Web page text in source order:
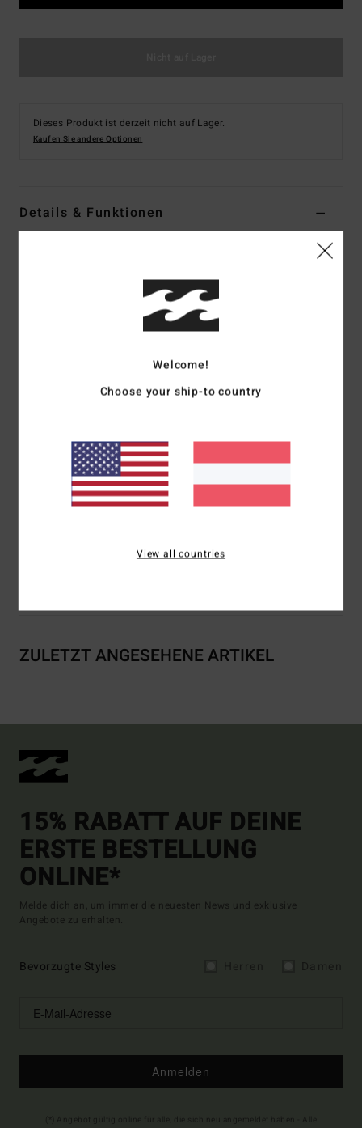
Dieses Produkt ist derzeit nicht auf Lager.
Kaufen Sie andere Optionen
Details & Funktionen
Farbcodebnw0
Baumwoll-Ripp-Terry
Fächer/Verschluss:Hauptfach mit Reißverschluss
Abmessungen:35 [H] x 41 [B] cm
Seitenteile 15 [B] cm
Logo:Stickerei vorne
ZULETZT ANGESEHENE ARTIKEL
15% RABATT AUF DEINE
ERSTE BESTELLUNG
ONLINE*
Melde dich an, um immer die neuesten News und exklusive
Angebote zu erhalten.
Bevorzugte Styles
Anmelden
Welcome!
Choose your ship-to country
View all countries